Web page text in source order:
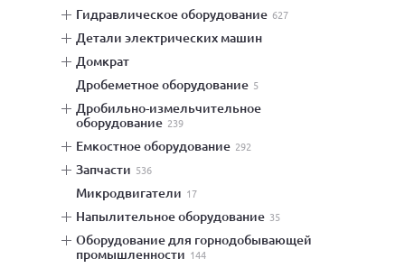
гидравлическое оборудование 627
детали электрических машин
домкрат
дробеметное оборудование 5
дробильно-измельчительное
оборудование 239
емкостное оборудование 292
запчасти 536
микродвигатели 17
напылительное оборудование 35
оборудование для горнодобывающей
промышленности 144